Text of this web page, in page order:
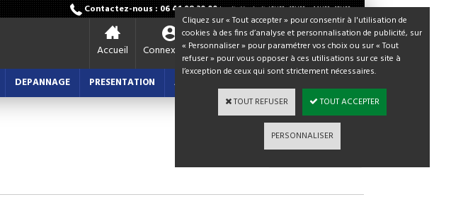
Contactez-nous : 06 41 98 30 00Lundi - Vendredi / 8H30 - 12H00 et 14H00 - 18H00
Accueil Connexion
Votre panier
0,00 € TTC
DEPANNAGE PRESENTATION ACTUALITES : BLOG
Cliquez sur « Tout accepter » pour consentir à l'utilisation de
cookies à des fins d’analyse et personnalisation de publicité, sur
« Personnaliser » pour paramétrer vos choix ou sur « Tout
refuser » pour vous opposer à ces utilisations sur ce site à
l’exception de ceux qui sont strictement nécessaires.
TOUT REFUSER TOUT ACCEPTER
PERSONNALISER